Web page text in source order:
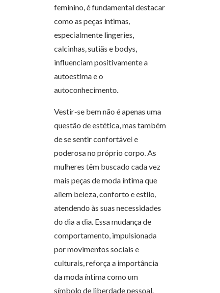
feminino, é fundamental destacar
como as peças íntimas,
especialmente lingeries,
calcinhas, sutiãs e bodys,
influenciam positivamente a
autoestima e o
autoconhecimento.
Vestir-se bem não é apenas uma
questão de estética, mas também
de se sentir confortável e
poderosa no próprio corpo. As
mulheres têm buscado cada vez
mais peças de moda íntima que
aliem beleza, conforto e estilo,
atendendo às suas necessidades
do dia a dia. Essa mudança de
comportamento, impulsionada
por movimentos sociais e
culturais, reforça a importância
da moda íntima como um
símbolo de liberdade pessoal.